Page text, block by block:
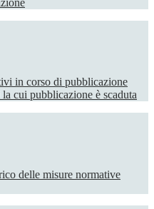
in corso di pubblicazione
cui pubblicazione è scaduta
delle misure normative